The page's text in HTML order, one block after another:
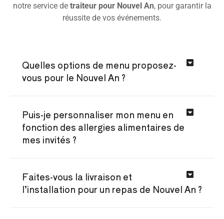
notre service de traiteur pour Nouvel An, pour garantir la
réussite de vos événements.
Quelles options de menu proposez-
vous pour le Nouvel An ?
Puis-je personnaliser mon menu en
fonction des allergies alimentaires de
mes invités ?
Faites-vous la livraison et
l’installation pour un repas de Nouvel An ?